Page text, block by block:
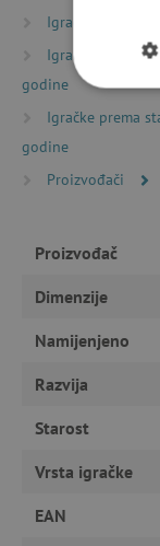
Igračke prema
Igračke prema
godine
Igračke prema
godine
Proizvođači
Proizvođač
Dimenzije
Namijenjeno
Razvija
Starost
Vrsta igračke
EAN
računa.